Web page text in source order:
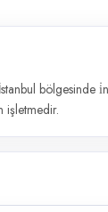
bölgesinde
işletmedir.